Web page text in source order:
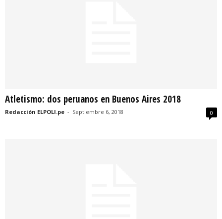
Atletismo: dos peruanos en Buenos Aires 2018
Redacción ELPOLI.pe - Septiembre 6, 2018 0